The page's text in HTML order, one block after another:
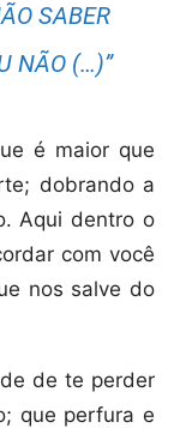
SABER
NÃO (…)”
é maior que
dobrando a
Aqui dentro o
com você
nos salve do
de te perder
que perfura e